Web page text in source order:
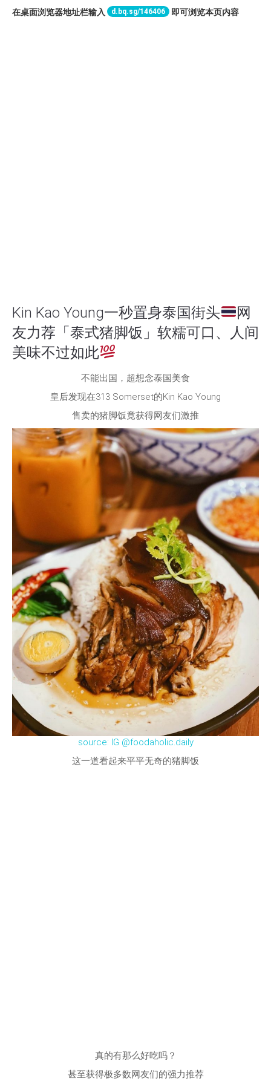
在桌面浏览器地址栏输入 d.bq.sg/146406 即可浏览本页内容
Kin Kao Young一秒置身泰国街头
网
友力荐「泰式猪脚饭」软糯可口、人间
美味不过如此
不能出国，超想念泰国美食
皇后发现在313 Somerset的Kin Kao Young
售卖的猪脚饭竟获得网友们激推
source: IG @foodaholic.daily
这一道看起来平平无奇的猪脚饭
真的有那么好吃吗？
甚至获得极多数网友们的强力推荐